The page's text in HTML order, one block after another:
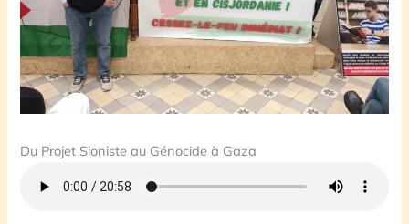
Du Projet Sioniste au Génocide à Gaza